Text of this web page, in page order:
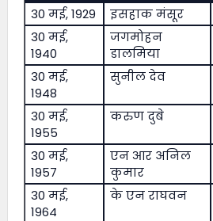
30 मई, 1929 इसहाक मंसूर
30 मई,
1940
जगमोहन
डालमिया
30 मई,
1948
सुनील देव
30 मई,
1955
करुण दुबे
30 मई,
1957
एन आर अनिल
कुमार
30 मई,
1964
के एन राघवन